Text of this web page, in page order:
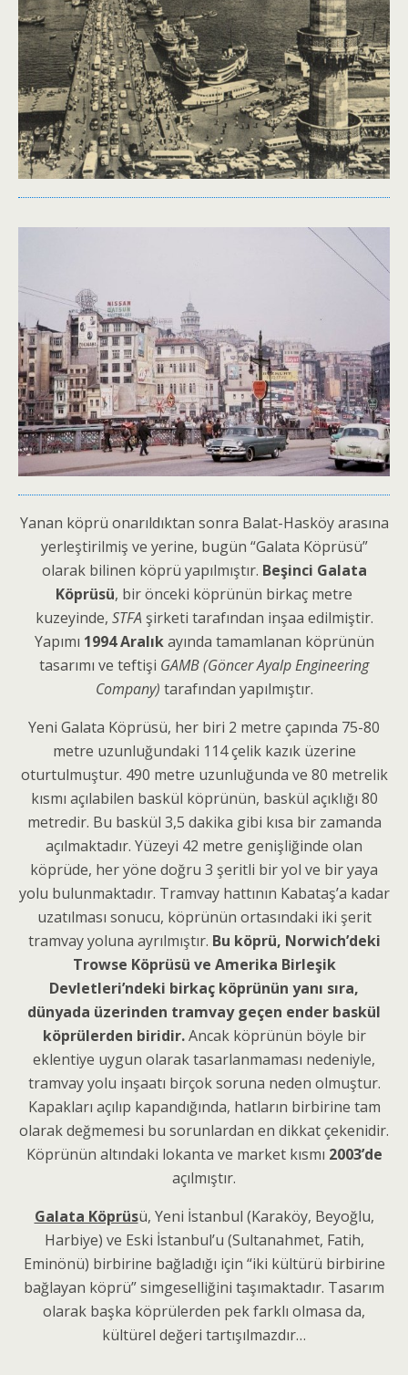
Yanan köprü onarıldıktan sonra Balat-Hasköy arasına
yerleştirilmiş ve yerine, bugün “Galata Köprüsü”
olarak bilinen köprü yapılmıştır. Beşinci Galata
Köprüsü, bir önceki köprünün birkaç metre
kuzeyinde, STFA şirketi tarafından inşaa edilmiştir.
Yapımı 1994 Aralıkayında tamamlanan köprünün
tasarımı ve teftişi GAMB (Göncer Ayalp Engineering
Company) tarafından yapılmıştır.
Yeni Galata Köprüsü, her biri 2 metre çapında 75-80
metre uzunluğundaki 114 çelik kazık üzerine
oturtulmuştur. 490 metre uzunluğunda ve 80 metrelik
kısmı açılabilen baskül köprünün, baskül açıklığı 80
metredir. Bu baskül 3,5 dakika gibi kısa bir zamanda
açılmaktadır. Yüzeyi 42 metre genişliğinde olan
köprüde, her yöne doğru 3 şeritli bir yol ve bir yaya
yolu bulunmaktadır. Tramvay hattının Kabataş’a kadar
uzatılması sonucu, köprünün ortasındaki iki şerit
tramvay yoluna ayrılmıştır. Bu köprü, Norwich’deki
Trowse Köprüsü ve Amerika Birleşik
Devletleri’ndeki birkaç köprünün yanı sıra,
dünyada üzerinden tramvay geçen ender baskül
köprülerden biridir.Ancak köprünün böyle bir
eklentiye uygun olarak tasarlanmaması nedeniyle,
tramvay yolu inşaatı birçok soruna neden olmuştur.
Kapakları açılıp kapandığında, hatların birbirine tam
olarak değmemesi bu sorunlardan en dikkat çekenidir.
Köprünün altındaki lokanta ve market kısmı 2003’de
açılmıştır.
Galata Köprüsü, Yeni İstanbul (Karaköy, Beyoğlu,
Harbiye) ve Eski İstanbul’u (Sultanahmet, Fatih,
Eminönü) birbirine bağladığı için “iki kültürü birbirine
bağlayan köprü” simgeselliğini taşımaktadır. Tasarım
olarak başka köprülerden pek farklı olmasa da,
kültürel değeri tartışılmazdır…